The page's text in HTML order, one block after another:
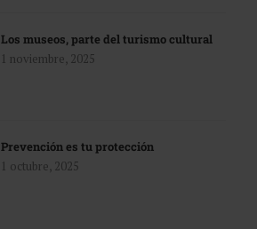
Los museos, parte del turismo cultural
1 noviembre, 2025
Prevención es tu protección
1 octubre, 2025